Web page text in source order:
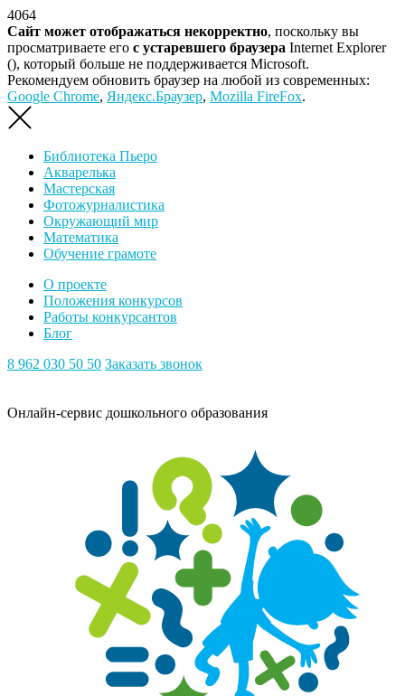
4064
Сайт может отображаться некорректно, поскольку вы
просматриваете его с устаревшего браузера Internet Explorer
(), который больше не поддерживается Microsoft.
Рекомендуем обновить браузер на любой из современных:
Google Chrome, Яндекс.Браузер, Mozilla FireFox.
Библиотека Пьеро
Акварелька
Мастерская
Фотожурналистика
Окружающий мир
Математика
Обучение грамоте
О проекте
Положения конкурсов
Работы конкурсантов
Блог
8 962 030 50 50 Заказать звонок
Онлайн-сервис дошкольного образования